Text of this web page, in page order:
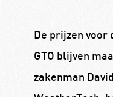
De prijzen voor
GTO blijven
zakenman